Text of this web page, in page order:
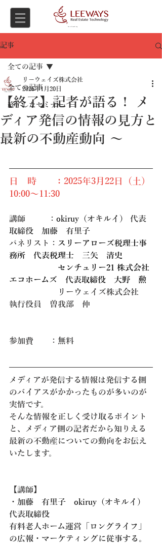
記事
全ての記事
終了したセミナー
全ての記事
【終了】記者が語る！ メ
ディア発信の情報の見方と
最新の不動産動向 ～
リーウェイズ株式会社
2025年1月20日
日　時　　：2025年3月22日（土）
10:00～11:30
講師         ： okiruy（オキルイ） 代表
取締役　加藤　有里子
パネリスト： スリーアローズ税理士事
務所　代表税理士　三矢　清史
センチュリー21 株式会社
エコホームズ　代表取締役
大野　勲
リーウェイズ株式会社
執行役員　曽我部　伸
参加費　　：無料
メディアが発信する情報は発信する側
のバイアスがかかったものが多いのが
実情です。
そんな情報を正しく受け取るポイント
と、メディア側の記者だから知りえる
最新の不動産についての動向をお伝え
いたします。
【講師】
・ 加藤　有里子　okiruy（オキルイ）
代表取締役
有料老人ホーム運営「ロングライフ」
の広報・マーケティングに従事する。